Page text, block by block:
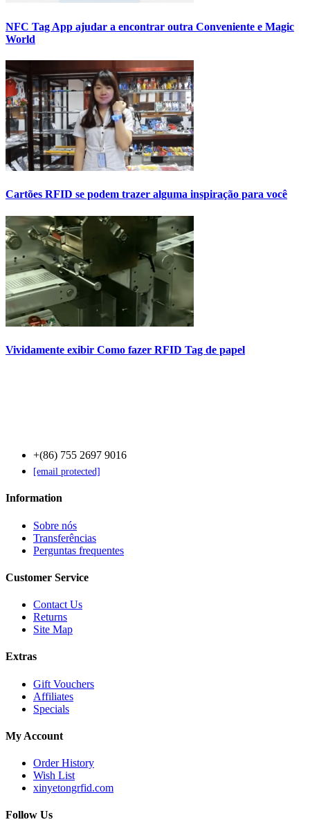
NFC Tag App ajudar a encontrar outra Conveniente e Magic
World
Cartões RFID se podem trazer alguma inspiração para você
Vividamente exibir Como fazer RFID Tag de papel
+(86) 755 2697 9016
[email protected]
Information
Sobre nós
Transferências
Perguntas frequentes
Customer Service
Contact Us
Returns
Site Map
Extras
Gift Vouchers
Affiliates
Specials
My Account
Order History
Wish List
xinyetongrfid.com
Follow Us